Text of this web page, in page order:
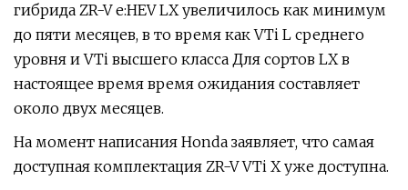
гибрида ZR-V e:HEV LX увеличилось как минимум
до пяти месяцев, в то время как VTi L среднего
уровня и VTi высшего класса Для сортов LX в
настоящее время время ожидания составляет
около двух месяцев.
На момент написания Honda заявляет, что самая
доступная комплектация ZR-V VTi X уже доступна.